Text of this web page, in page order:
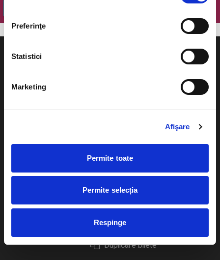
Preferinţe
Statistici
Marketing
Afişare
Permite toate
Permite selecția
Respinge
Cum comand bilete?
Plata online sau cash
eBilet printat acasa
Livrare prin curier
Returnare bilete
Duplicare bilete
Evenimente
festivaluri
Pentru copii